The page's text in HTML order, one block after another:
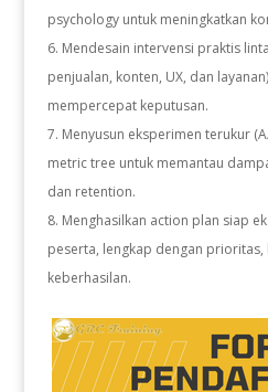
psychology untuk meningkatkan
Mendesain intervensi praktis
penjualan, konten, UX, dan
mempercepat keputusan.
Menyusun eksperimen terukur
metric tree untuk memantau
dan retention.
Menghasilkan action plan siap
peserta, lengkap dengan
keberhasilan.